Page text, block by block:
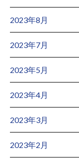
2023年8月
2023年7月
2023年5月
2023年4月
2023年3月
2023年2月